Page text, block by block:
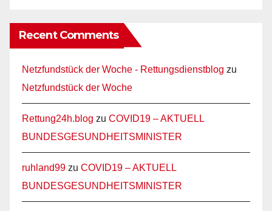
Recent Comments
Netzfundstück der Woche - Rettungsdienstblog zu
Netzfundstück der Woche
Rettung24h.blog zu COVID19 – AKTUELL
BUNDESGESUNDHEITSMINISTER
ruhland99 zu COVID19 – AKTUELL
BUNDESGESUNDHEITSMINISTER